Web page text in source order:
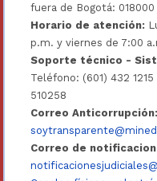
fuera de Bogotá: 018000
Horario de atención:
p.m. y viernes de 7:00
Soporte técnico -
Teléfono: (601) 432
510258
Correo Anticorrupción:
Correo de